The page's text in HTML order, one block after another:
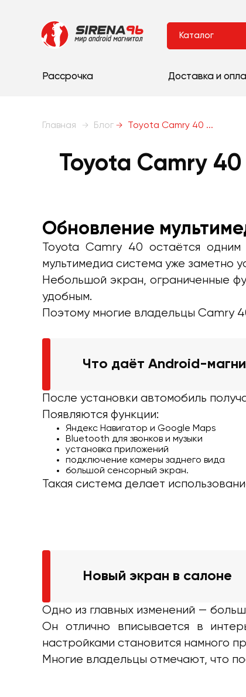
Каталог
Рассрочка Доставка и
Главная Блог Toyota Camry 40 ...
Toyota Camry
Обновление
Toyota Camry 40 остаётся
мультимедиа система уже заметно
Небольшой экран, ограниченные
удобным.
Поэтому многие владельцы Camry
Что даёт Android-
После установки автомобиль
Появляются функции:
Яндекс Навигатор и Google Maps
Bluetooth для звонков и музыки
установка приложений
подключение камеры заднего вида
большой сенсорный экран.
Такая система делает
Новый экран в салоне
Одно из главных изменений —
Он отлично вписывается в
настройками становится намного
Многие владельцы отмечают, что